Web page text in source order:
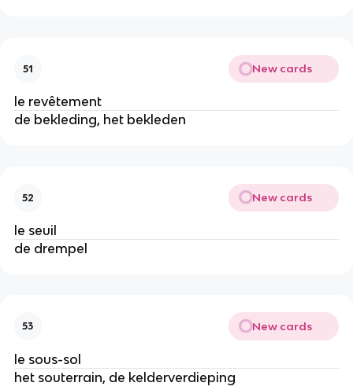
51 New cards
le revêtement
de bekleding, het bekleden
52 New cards
le seuil
de drempel
53 New cards
le sous-sol
het souterrain, de kelderverdieping